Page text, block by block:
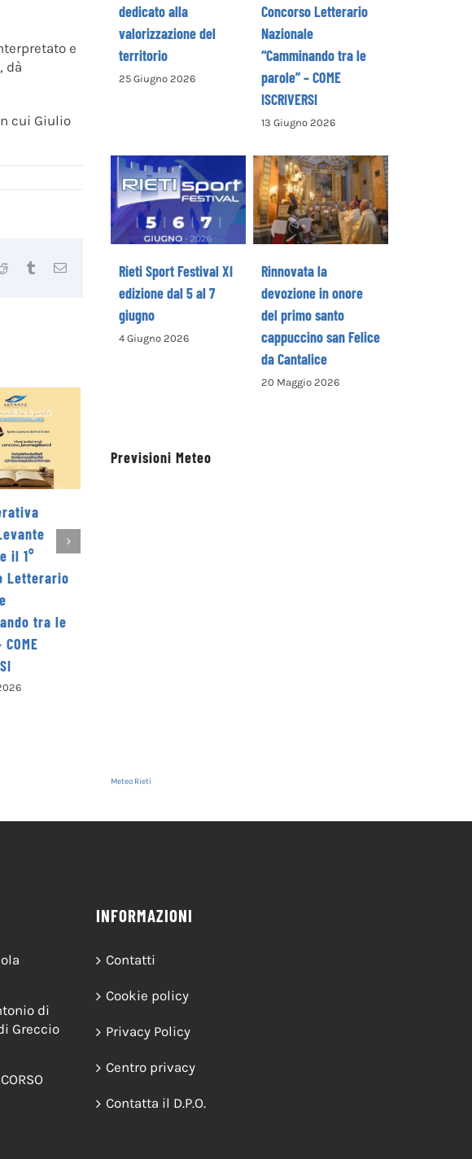
e
dà
cui Giulio
Reddit TumblrEmail
Rieti Sport Festival XI
edizione dal 5 al 7
giugno
4 Giugno 2026
dedicato alla
valorizzazione del
territorio
25 Giugno 2026
Concorso Letterario
Nazionale
“Camminando tra le
parole” – COME
ISCRIVERSI
13 Giugno 2026
Rieti Sport
Festival XI
edizione dal 5 al
7 giugno
Rieti Sport Festival XI
edizione dal 5 al 7
giugno
4 Giugno 2026
devozione in
onore del primo
santo
cappuccino san
Felice da
Cantalice
Rinnovata la
devozione in onore
del primo santo
cappuccino san Felice
da Cantalice
20 Maggio 2026
Previsioni Meteo
Meteo Rieti
di
Greccio
INFORMAZIONI
Contatti
Cookie policy
Privacy Policy
Centro privacy
Contatta il D.P.O.